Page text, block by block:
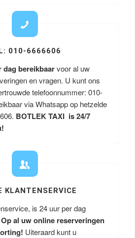
010-6666606
dag bereikbaarvoor al uw
en vragen. U kunt ons
telefoonnummer: 010-
via Whatsapp op hetzelde
BOTLEK TAXI is 24/7
KLANTENSERVICE
is 24 uur per dag
Op al uw online reserveringen
Uiteraard kunt u